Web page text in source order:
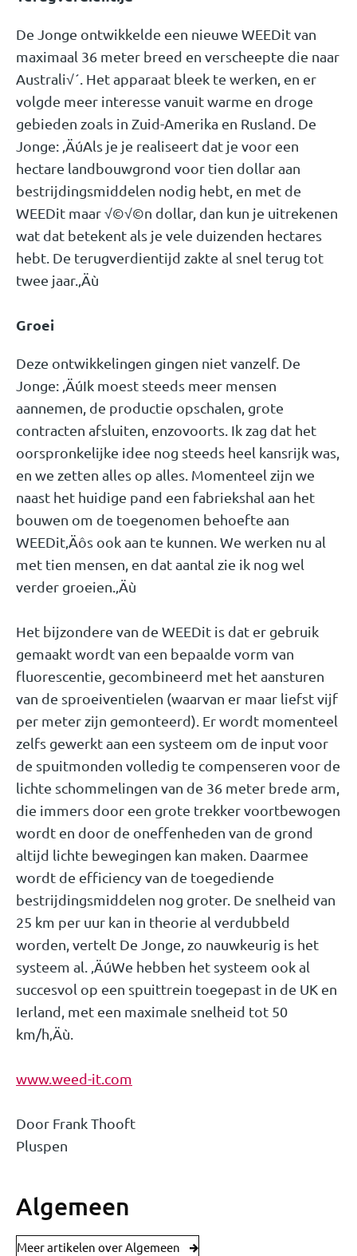
De Jonge ontwikkelde een nieuwe WEEDit van
maximaal 36 meter breed en verscheepte die naar
Australi√´. Het apparaat bleek te werken, en er
volgde meer interesse vanuit warme en droge
gebieden zoals in Zuid-Amerika en Rusland. De
Jonge: ‚ÄúAls je je realiseert dat je voor een
hectare landbouwgrond voor tien dollar aan
bestrijdingsmiddelen nodig hebt, en met de
WEEDit maar √©√©n dollar, dan kun je uitrekenen
wat dat betekent als je vele duizenden hectares
hebt. De terugverdientijd zakte al snel terug tot
twee jaar.‚Äù
Groei
Deze ontwikkelingen gingen niet vanzelf. De
Jonge: ‚ÄúIk moest steeds meer mensen
aannemen, de productie opschalen, grote
contracten afsluiten, enzovoorts. Ik zag dat het
oorspronkelijke idee nog steeds heel kansrijk was,
en we zetten alles op alles. Momenteel zijn we
naast het huidige pand een fabriekshal aan het
bouwen om de toegenomen behoefte aan
WEEDit‚Äôs ook aan te kunnen. We werken nu al
met tien mensen, en dat aantal zie ik nog wel
verder groeien.‚Äù
Het bijzondere van de WEEDit is dat er gebruik
gemaakt wordt van een bepaalde vorm van
fluorescentie, gecombineerd met het aansturen
van de sproeiventielen (waarvan er maar liefst vijf
per meter zijn gemonteerd). Er wordt momenteel
zelfs gewerkt aan een systeem om de input voor
de spuitmonden volledig te compenseren voor de
lichte schommelingen van de 36 meter brede arm,
die immers door een grote trekker voortbewogen
wordt en door de oneffenheden van de grond
altijd lichte bewegingen kan maken. Daarmee
wordt de efficiency van de toegediende
bestrijdingsmiddelen nog groter. De snelheid van
25 km per uur kan in theorie al verdubbeld
worden, vertelt De Jonge, zo nauwkeurig is het
systeem al. ‚ÄúWe hebben het systeem ook al
succesvol op een spuittrein toegepast in de UK en
Ierland, met een maximale snelheid tot 50
km/h‚Äù.
www.weed-it.com
Door Frank Thooft
Pluspen
Algemeen
Meer artikelen over Algemeen